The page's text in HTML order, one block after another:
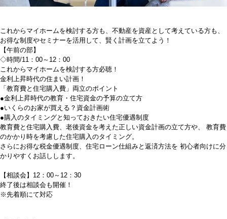
これからマイホームを検討する方も、不動産を資産として考えている方も、
お得な制度やセミナーを活用して、賢く計画を立てよう！
【午前の部】
◇時間/11：00～12：00
これからマイホームを検討する方必聴！
金利上昇時代の住まい計画！
「教育費と住宅購入費」両立のポイント
●金利上昇時代の教育・住宅資金の予算の立て方
●いくらのお家が買える？資金計画術
●購入のタイミングと知っておきたい住宅優遇制度
教育費と住宅購入費、老後資金を考えた正しい資金計画の立て方や、
教育費
のかかり時を考慮した住宅購入のタイミング。
さらにお得な税金優遇制度、住宅ローン仕組みと返済方法を 初心者向けに分
かりやすくお話しします。
【相談会】12：00～12：30
終了後は相談会も開催！
※先着順にて対応